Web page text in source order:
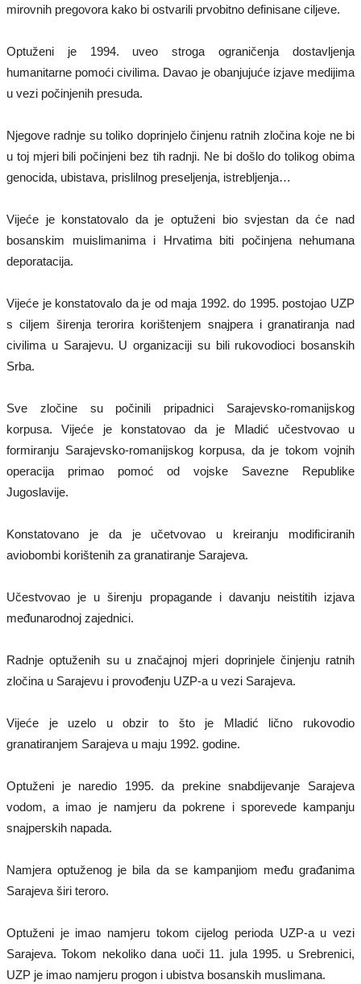
mirovnih pregovora kako bi ostvarili prvobitno definisane ciljeve.
Optuženi je 1994. uveo stroga ograničenja dostavljenja
humanitarne pomoći civilima. Davao je obanjujuće izjave medijima
u vezi počinjenih presuda.
Njegove radnje su toliko doprinjelo činjenu ratnih zločina koje ne bi
u toj mjeri bili počinjeni bez tih radnji. Ne bi došlo do tolikog obima
genocida, ubistava, prislilnog preseljenja, istrebljenja…
Vijeće je konstatovalo da je optuženi bio svjestan da će nad
bosanskim muislimanima i Hrvatima biti počinjena nehumana
deporatacija.
Vijeće je konstatovalo da je od maja 1992. do 1995. postojao UZP
s ciljem širenja terorira korištenjem snajpera i granatiranja nad
civilima u Sarajevu. U organizaciji su bili rukovodioci bosanskih
Srba.
Sve zločine su počinili pripadnici Sarajevsko-romanijskog
korpusa. Vijeće je konstatovao da je Mladić učestvovao u
formiranju Sarajevsko-romanijskog korpusa, da je tokom vojnih
operacija primao pomoć od vojske Savezne Republike
Jugoslavije.
Konstatovano je da je učetvovao u kreiranju modificiranih
aviobombi korištenih za granatiranje Sarajeva.
Učestvovao je u širenju propagande i davanju neistitih izjava
međunarodnoj zajednici.
Radnje optuženih su u značajnoj mjeri doprinjele činjenju ratnih
zločina u Sarajevu i provođenju UZP-a u vezi Sarajeva.
Vijeće je uzelo u obzir to što je Mladić lično rukovodio
granatiranjem Sarajeva u maju 1992. godine.
Optuženi je naredio 1995. da prekine snabdijevanje Sarajeva
vodom, a imao je namjeru da pokrene i sporevede kampanju
snajperskih napada.
Namjera optuženog je bila da se kampanjiom među građanima
Sarajeva širi teroro.
Optuženi je imao namjeru tokom cijelog perioda UZP-a u vezi
Sarajeva. Tokom nekoliko dana uoči 11. jula 1995. u Srebrenici,
UZP je imao namjeru progon i ubistva bosanskih muslimana.